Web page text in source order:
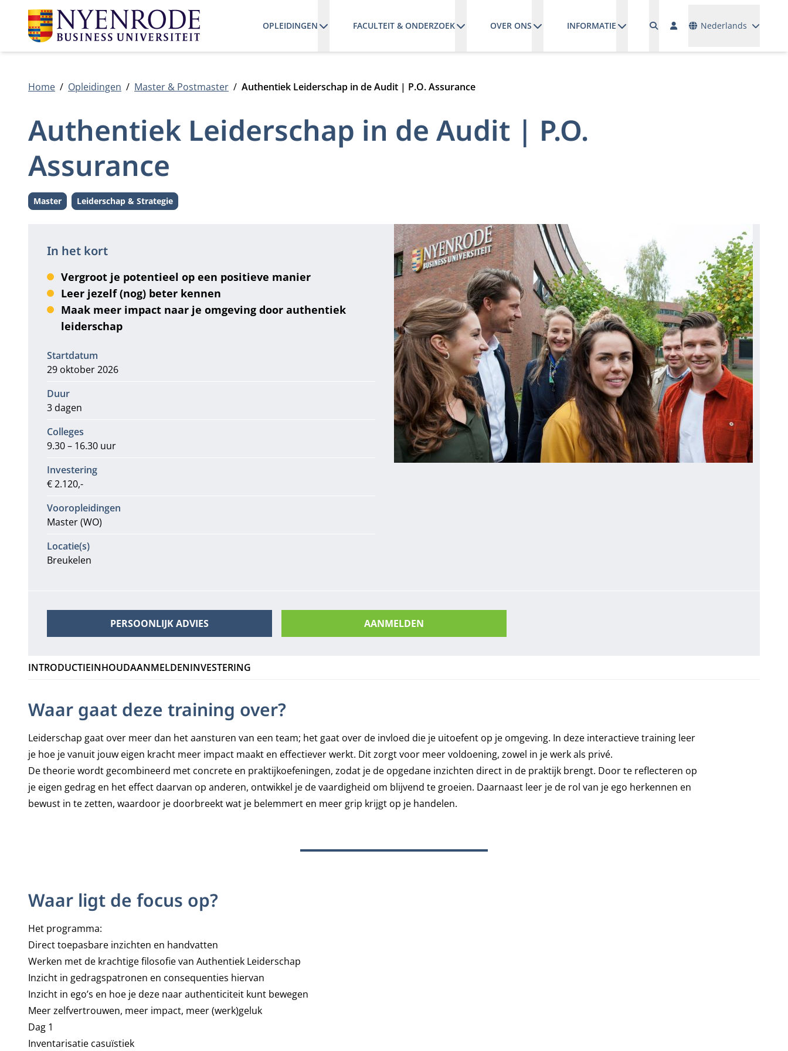
OPLEIDINGEN FACULTEIT & ONDERZOEK OVER ONS INFORMATIE Nederlands
Home Opleidingen Master & Postmaster Authentiek Leiderschap in de Audit | P.O. Assurance
Authentiek Leiderschap in de Audit | P.O.
Assurance
Level:
Master Thema:
Leiderschap & Strategie
In het kort
Vergroot je potentieel op een positieve manier
Leer jezelf (nog) beter kennen
Maak meer impact naar je omgeving door authentiek
leiderschap
Informatie
Startdatum
29 oktober 2026
Duur
3 dagen
Colleges
9.30 – 16.30 uur
Investering
€ 2.120,-
Vooropleidingen
Master (WO)
Locatie(s)
Breukelen
PERSOONLIJK ADVIES AANMELDEN
INTRODUCTIEINHOUDAANMELDENINVESTERING
Waar gaat deze training over?
Leiderschap gaat over meer dan het aansturen van een team; het gaat over de invloed die je uitoefent op je omgeving. In deze interactieve training leer
je hoe je vanuit jouw eigen kracht meer impact maakt en effectiever werkt. Dit zorgt voor meer voldoening, zowel in je werk als privé.
De theorie wordt gecombineerd met concrete en praktijkoefeningen, zodat je de opgedane inzichten direct in de praktijk brengt. Door te reflecteren op
je eigen gedrag en het effect daarvan op anderen, ontwikkel je de vaardigheid om blijvend te groeien. Daarnaast leer je de rol van je ego herkennen en
bewust in te zetten, waardoor je doorbreekt wat je belemmert en meer grip krijgt op je handelen.
Waar ligt de focus op?
Het programma:
Direct toepasbare inzichten en handvatten
Werken met de krachtige filosofie van Authentiek Leiderschap
Inzicht in gedragspatronen en consequenties hiervan
Inzicht in ego’s en hoe je deze naar authenticiteit kunt bewegen
Meer zelfvertrouwen, meer impact, meer (werk)geluk
Dag 1
Inventarisatie casuïstiek